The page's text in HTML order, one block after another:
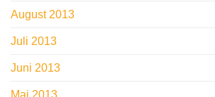
August 2013
Juli 2013
Juni 2013
Mai 2013